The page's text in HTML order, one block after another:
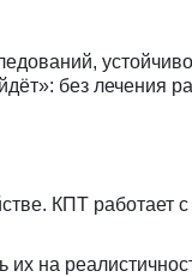
без лечения
КПТ
на